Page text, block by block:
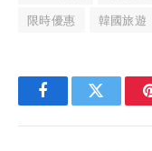
限時優惠
韓國旅遊
FacebookTwitter